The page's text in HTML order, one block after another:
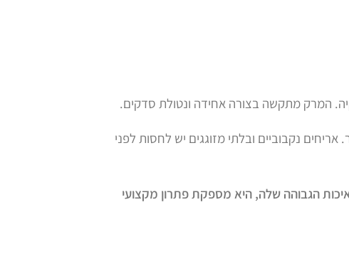
המרק מתקשה בצורה אחידה ונטולת סדקים.
נקבוביים ובלתי מזוגגים יש לחסות לפני
הגבוהה שלה, היא מספקת פתרון מקצועי